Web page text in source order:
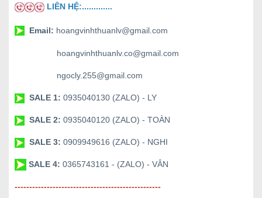
LIÊN HỆ:.............
Email: hoangvinhthuanlv@gmail.com
hoangvinhthuanlv.co@gmail.com
ngocly.255@gmail.com
SALE 1: 0935040130 (ZALO) - LY
SALE 2: 0935040120 (ZALO) - TOÀN
SALE 3: 0909949616 (ZALO) - NGHI
SALE 4: 0365743161 - (ZALO) - VÂN
--------------------------------------------------